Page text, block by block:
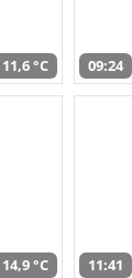
11,6 °C 09:24
14,9 °C 11:41